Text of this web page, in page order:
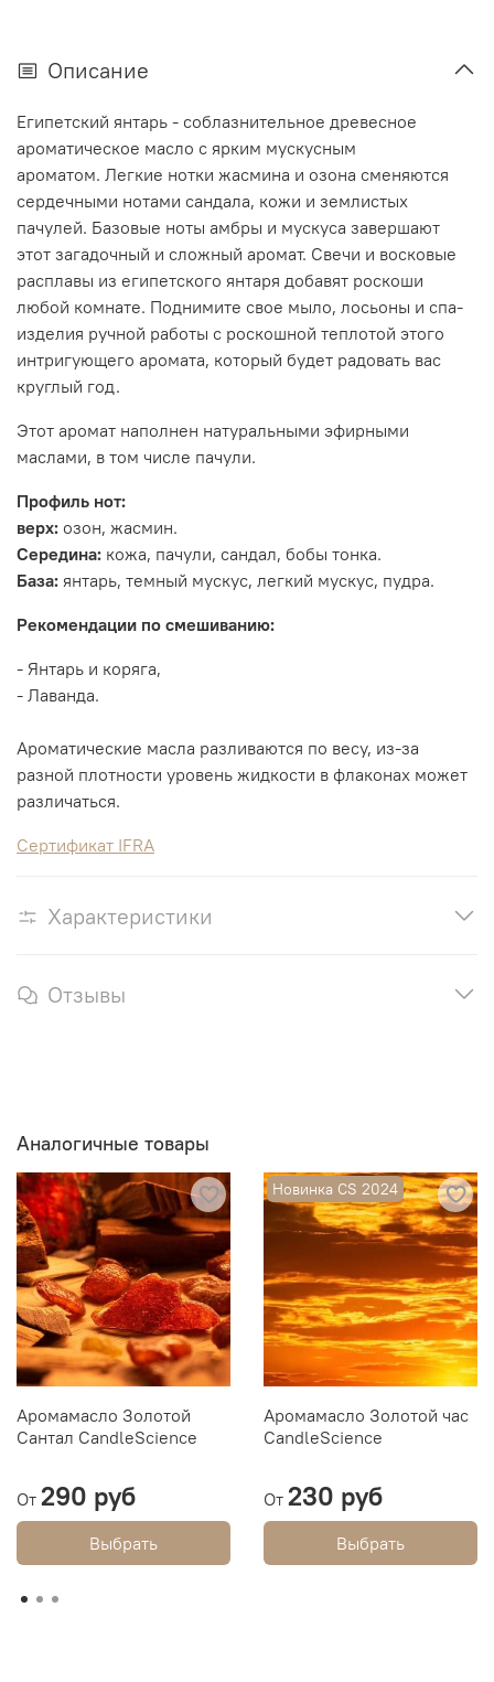
Описание
Египетский янтарь - соблазнительное древесное
ароматическое масло с ярким мускусным
ароматом. Легкие нотки жасмина и озона сменяются
сердечными нотами сандала, кожи и землистых
пачулей. Базовые ноты амбры и мускуса завершают
этот загадочный и сложный аромат. Свечи и восковые
расплавы из египетского янтаря добавят роскоши
любой комнате. Поднимите свое мыло, лосьоны и спа-
изделия ручной работы с роскошной теплотой этого
интригующего аромата, который будет радовать вас
круглый год.
Этот аромат наполнен натуральными эфирными
маслами, в том числе пачули.
Профиль нот:
верх: озон, жасмин.
Середина: кожа, пачули, сандал, бобы тонка.
База: янтарь, темный мускус, легкий мускус, пудра.
Рекомендации по смешиванию:
- Янтарь и коряга,
- Лаванда.
Ароматические масла разливаются по весу, из-за
разной плотности уровень жидкости в флаконах может
различаться.
Сертификат IFRA
Характеристики
Отзывы
Аналогичные товары
Аромамасло Золотой
Сантал CandleScience
От 290 руб
Выбрать
Новинка CS 2024
Аромамасло Золотой час
CandleScience
От 230 руб
Выбрать